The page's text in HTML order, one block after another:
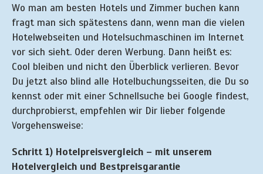
Wo man am besten Hotels und Zimmer buchen kann
fragt man sich spätestens dann, wenn man die vielen
Hotelwebseiten und Hotelsuchmaschinen im Internet
vor sich sieht. Oder deren Werbung. Dann heißt es:
Cool bleiben und nicht den Überblick verlieren. Bevor
Du jetzt also blind alle Hotelbuchungsseiten, die Du so
kennst oder mit einer Schnellsuche bei Google findest,
durchprobierst, empfehlen wir Dir lieber folgende
Vorgehensweise:
Schritt 1) Hotelpreisvergleich – mit unserem
Hotelvergleich und Bestpreisgarantie